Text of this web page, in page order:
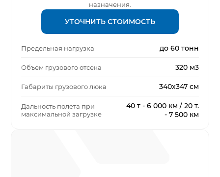
назначения.
УТОЧНИТЬ СТОИМОСТЬ
Предельная нагрузка до 60 тонн
Объем грузового отсека 320 м3
Габариты грузового люка 340х347 см
Дальность полета при
максимальной загрузке
40 т - 6 000 км / 20 т.
- 7 500 км